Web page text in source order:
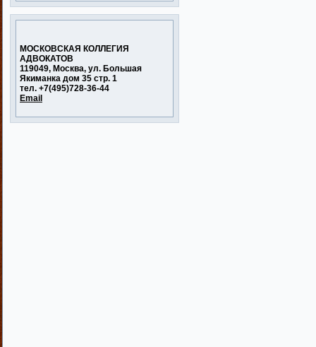
МОСКОВСКАЯ КОЛЛЕГИЯ
АДВОКАТОВ
119049, Москва, ул. Большая
Якиманка дом 35 стр. 1
тел. +7(495)728-36-44
Email